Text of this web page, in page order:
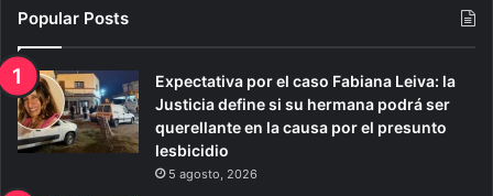
Popular Posts
Expectativa por el caso Fabiana Leiva: la
Justicia define si su hermana podrá ser
querellante en la causa por el presunto
lesbicidio
5 agosto, 2026